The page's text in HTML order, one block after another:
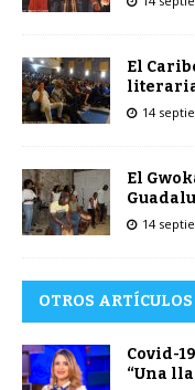
El
14
El
14
OTROS ARTÍCULOS
Covid-
“Una